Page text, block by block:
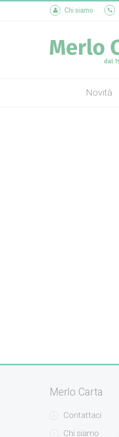
Chi siamo
Novità
Merlo Carta
Contattaci
Chi siamo